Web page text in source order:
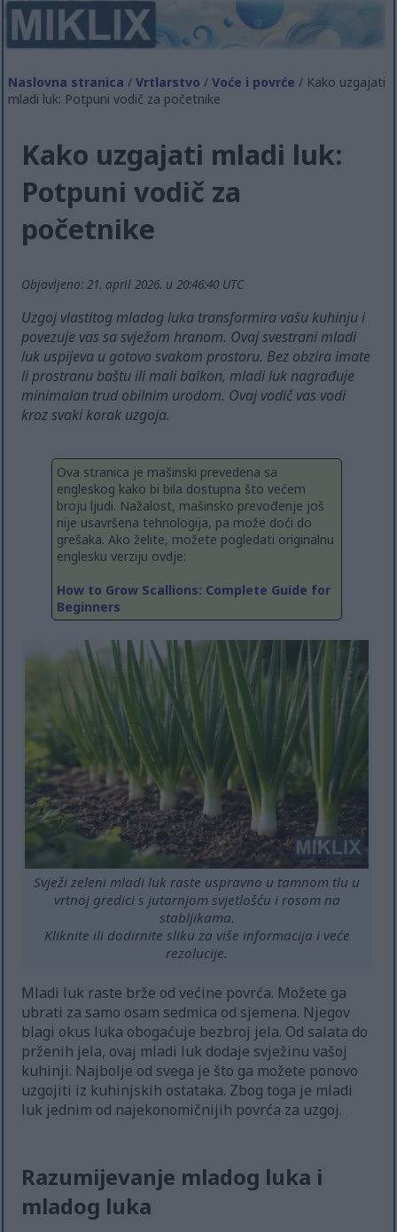
Naslovna stranica /Vrtlarstvo /Voće i povrće / Kako uzgajati
mladi luk: Potpuni vodič za početnike
Kako uzgajati mladi luk:
Potpuni vodič za
početnike
Objavljeno: 21. april 2026. u 20:46:40 UTC
Uzgoj vlastitog mladog luka transformira vašu kuhinju i
povezuje vas sa svježom hranom. Ovaj svestrani mladi
luk uspijeva u gotovo svakom prostoru. Bez obzira imate
li prostranu baštu ili mali balkon, mladi luk nagrađuje
minimalan trud obilnim urodom. Ovaj vodič vas vodi
kroz svaki korak uzgoja.
Ova stranica je mašinski prevedena sa
engleskog kako bi bila dostupna što većem
broju ljudi. Nažalost, mašinsko prevođenje još
nije usavršena tehnologija, pa može doći do
grešaka. Ako želite, možete pogledati originalnu
englesku verziju ovdje:
How to Grow Scallions: Complete Guide for
Beginners
Svježi zeleni mladi luk raste uspravno u tamnom tlu u
vrtnoj gredici s jutarnjom svjetlošću i rosom na
stabljikama.
Kliknite ili dodirnite sliku za više informacija i veće
rezolucije.
Mladi luk raste brže od većine povrća. Možete ga
ubrati za samo osam sedmica od sjemena. Njegov
blagi okus luka obogaćuje bezbroj jela. Od salata do
prženih jela, ovaj mladi luk dodaje svježinu vašoj
kuhinji. Najbolje od svega je što ga možete ponovo
uzgojiti iz kuhinjskih ostataka. Zbog toga je mladi
luk jednim od najekonomičnijih povrća za uzgoj.
Razumijevanje mladog luka i
mladog luka